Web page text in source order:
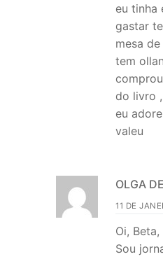
eu tinha
gastar
mesa
tem
do livro
eu
valeu
OLGA
11 DE
Oi, Beta,
Sou